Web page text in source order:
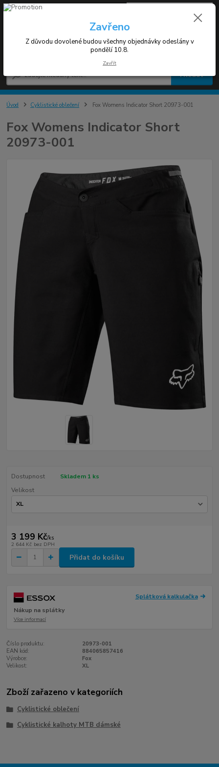
Menu
Hledat
+420 608 030 119
0 Kč
Úvod Cyklistické oblečení Fox Womens Indicator Short 20973-001
Fox Womens Indicator Short
20973-001
Dostupnost
Skladem 1 ks
Velikost
3 199 Kč/ks
2 644 Kč bez DPH
Přidat do košíku
Splátková kalkulačka
Nákup na splátky
Více informací
Číslo produktu:
20973-001
EAN kód:
884065857416
Výrobce:
Fox
Velikost:
XL
Zboží zařazeno v kategoriích
Cyklistické oblečení
Cyklistické kalhoty MTB dámské
Zavřeno
Z důvodu dovolené budou všechny objednávky odeslány v
pondělí 10.8.
Zavřít